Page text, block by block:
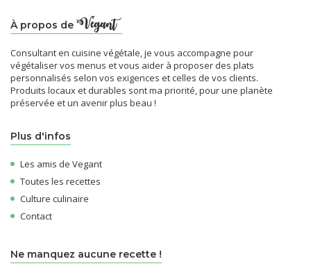
À propos de
Consultant en cuisine végétale, je vous accompagne pour
végétaliser vos menus et vous aider à proposer des plats
personnalisés selon vos exigences et celles de vos clients.
Produits locaux et durables sont ma priorité, pour une planète
préservée et un avenir plus beau !
Plus d'infos
Les amis de Vegant
Toutes les recettes
Culture culinaire
Contact
Ne manquez aucune recette !